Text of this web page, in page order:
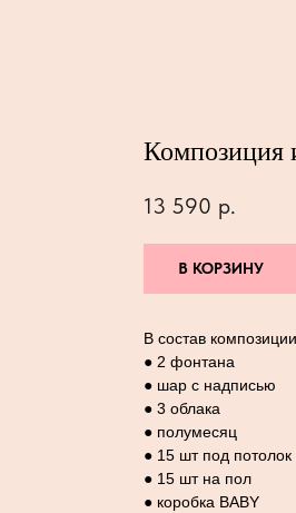
Композиция
13 590 р.
В КОРЗИНУ
В состав
● 2 фонтана
● шар с надписью
● 3 облака
● полумесяц
● 15 шт под потолок
● 15 шт на пол
● коробка BABY